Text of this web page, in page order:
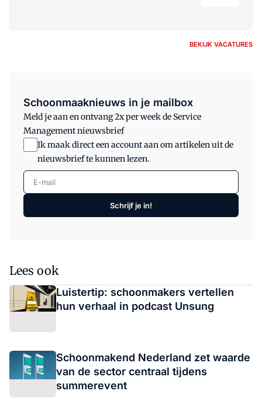
BEKIJK VACATURES
Schoonmaaknieuws in je mailbox
Meld je aan en ontvang 2x per week de Service
Management nieuwsbrief
Ik maak direct een account aan om artikelen uit de
nieuwsbrief te kunnen lezen.
E-mail
Schrijf je in!
Lees ook
Luistertip: schoonmakers vertellen
hun verhaal in podcast Unsung
Schoonmakend Nederland zet waarde
van de sector centraal tijdens
summerevent